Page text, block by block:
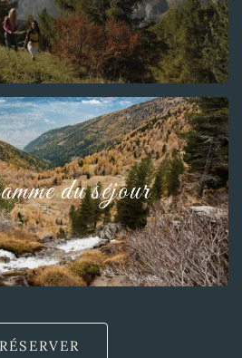
du séjour
RÉSERVER